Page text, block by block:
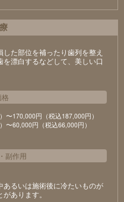
た部位を補ったり⻭列を整え
漂⽩するなどして、美しい⼝
〜170,000円（税込187,000円）
〜60,000円（税込66,000円）
・ 副作用
るいは施術後に冷たいものが
あります。